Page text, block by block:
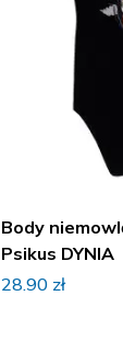
Body
Psikus DYNIA
28.90 zł